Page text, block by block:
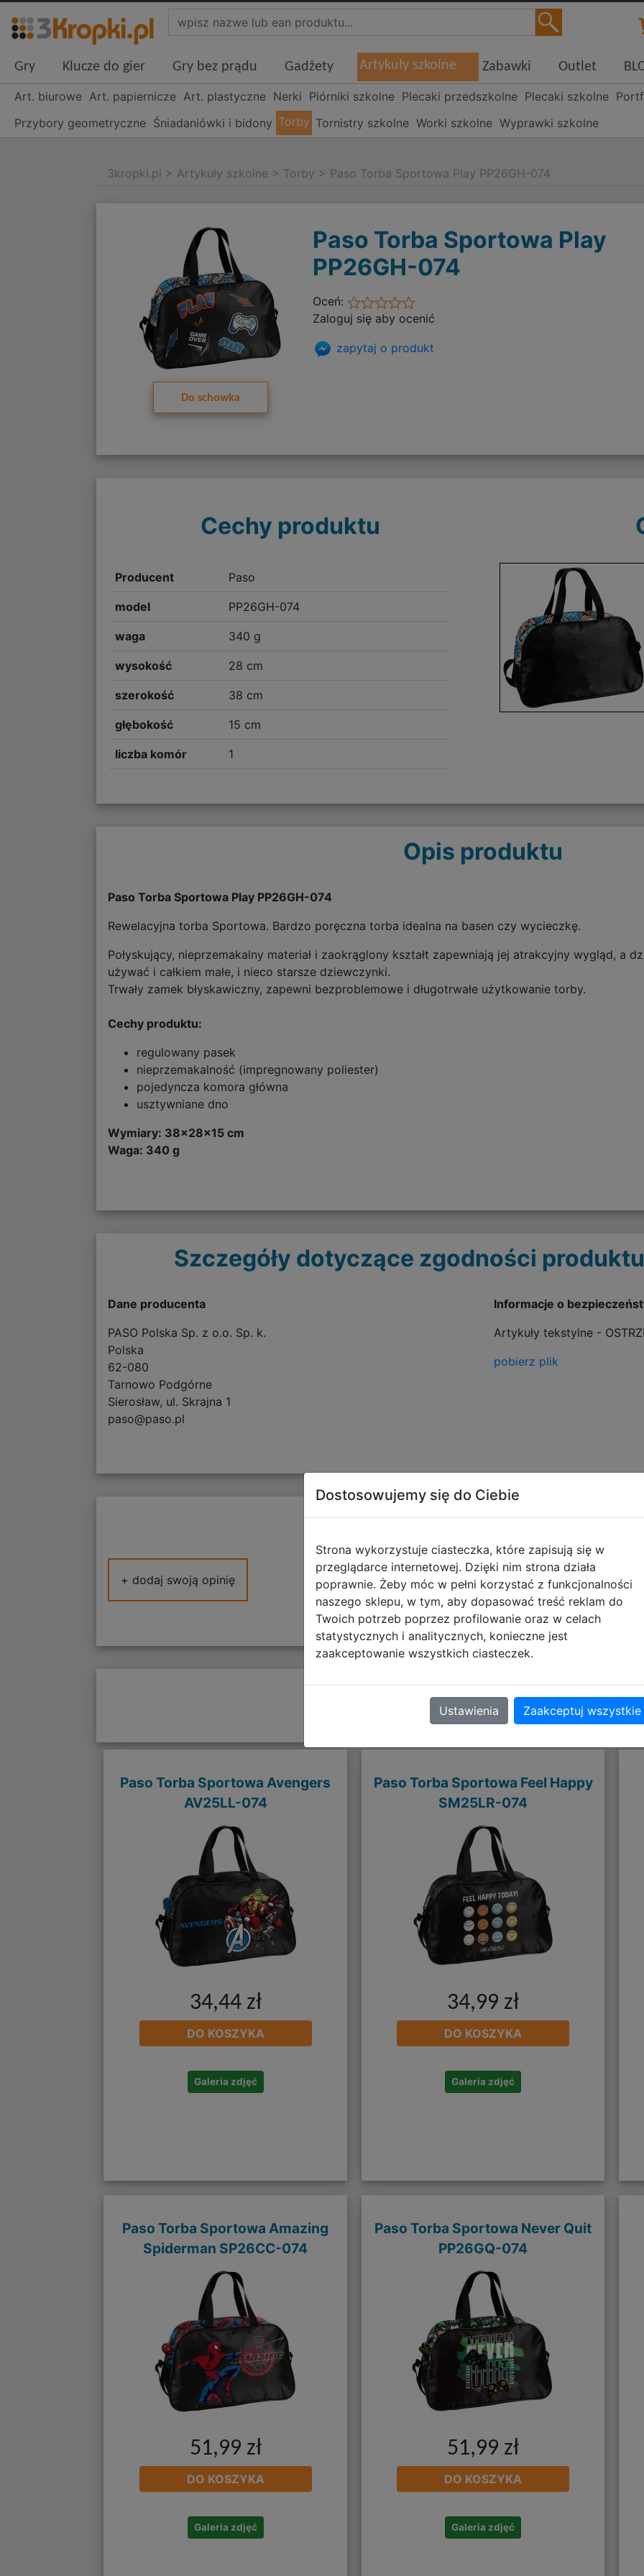
Gry Klucze do gier Gry bez prądu Gadżety Artykuły szkolne Zabawki Outlet
Art. biurowe Art. papiernicze Art. plastyczne Nerki Piórniki szkolne Plecaki przedszkolne Plecaki szkolne
Przybory geometryczne Śniadaniówki i bidony Torby Tornistry szkolne Worki szkolne Wyprawki szkolne
3kropki.pl > Artykuły szkolne > Torby > Paso Torba Sportowa Play PP26GH-074
Do schowka
Paso Torba Sportowa Play
PP26GH-074
Oceń:
Zaloguj się aby ocenić
zapytaj o produkt
Cechy produktu
Producent Paso
model PP26GH-074
waga 340 g
wysokość 28 cm
szerokość 38 cm
głębokość 15 cm
liczba komór 1
Opis produktu
Paso Torba Sportowa Play PP26GH-074
Rewelacyjna torba Sportowa. Bardzo poręczna torba idealna na basen czy wycieczkę.
Połyskujący, nieprzemakalny materiał i zaokrąglony kształt zapewniają jej atrakcyjny wygląd, a
używać i całkiem małe, i nieco starsze dziewczynki.
Trwały zamek błyskawiczny, zapewni bezproblemowe i długotrwałe użytkowanie torby.
Cechy produktu:
regulowany pasek
nieprzemakalność (impregnowany poliester)
pojedyncza komora główna
usztywniane dno
Wymiary: 38x28x15 cm
Waga: 340 g
Szczegóły dotyczące zgodności
Dane producenta
PASO Polska Sp. z o.o. Sp. k.
Polska
62-080
Tarnowo Podgórne
Sierosław, ul. Skrajna 1
paso@paso.pl
Informacje o
Artykuły tekstylne -
pobierz plik
Opinie o produkcie
+ dodaj swoją opinię
Polecane
Paso Torba Sportowa Avengers
AV25LL-074
34,44 zł
DO KOSZYKA
Galeria zdjęć
Paso Torba Sportowa Feel Happy
SM25LR-074
34,99 zł
DO KOSZYKA
Galeria zdjęć
Paso Torba Sportowa Amazing
Spiderman SP26CC-074
51,99 zł
DO KOSZYKA
Galeria zdjęć
Paso Torba Sportowa Never Quit
PP26GQ-074
51,99 zł
DO KOSZYKA
Galeria zdjęć
Dostosowujemy się do Ciebie
Strona wykorzystuje ciasteczka, które zapisują się w
przeglądarce internetowej. Dzięki nim strona działa
poprawnie. Żeby móc w pełni korzystać z funkcjonalności
naszego sklepu, w tym, aby dopasować treść reklam do
Twoich potrzeb poprzez profilowanie oraz w celach
statystycznych i analitycznych, konieczne jest
zaakceptowanie wszystkich ciasteczek.
Ustawienia Zaakceptuj wszystkie